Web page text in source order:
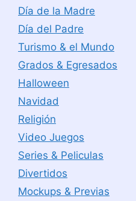
Día de la Madre
Día del Padre
Turismo & el Mundo
Grados & Egresados
Halloween
Navidad
Religión
Video Juegos
Series & Peliculas
Divertidos
Mockups & Previas